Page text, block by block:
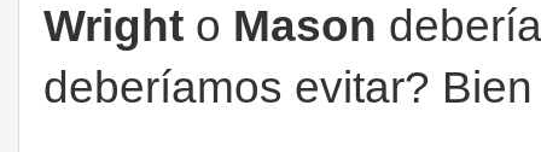
Wright o Mason
deberíamos evitar?